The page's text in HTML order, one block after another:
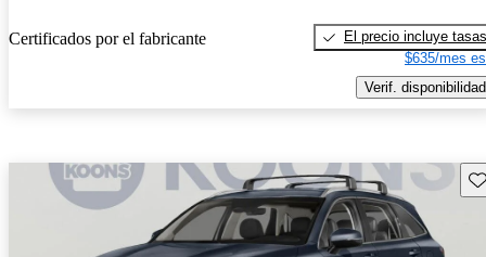
Certificados por el fabricante
El precio incluye tasas
$635/mes
Verif. disponibilidad